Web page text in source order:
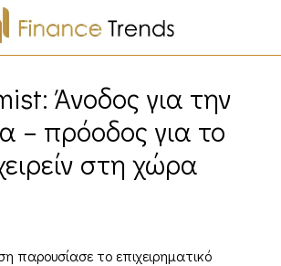
Άνοδος για την
– πρόοδος για το
στη χώρα
παρουσίασε το επιχειρηματικό